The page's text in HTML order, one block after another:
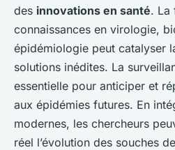
des innovations en santé. La
connaissances en virologie,
épidémiologie peut catalyser
solutions inédites. La
essentielle pour anticiper et
aux épidémies futures. En
modernes, les chercheurs
réel l’évolution des souches